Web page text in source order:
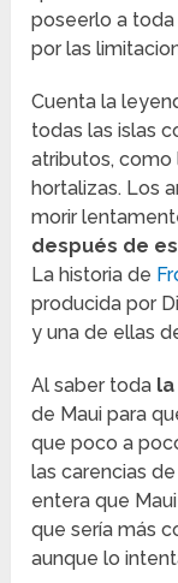
poseerlo a toda
por las
Cuenta la
todas las islas
atributos,
hortalizas. Los
morir
después de
La historia de
producida por
y una de ellas
Al saber toda
de Maui para
que poco a
las carencias
entera que
que sería más
aunque lo